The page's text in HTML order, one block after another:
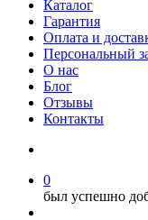
Каталог
Гарантия
Оплата и
Персональный
О нас
Блог
Отзывы
Контакты
0
был успешно